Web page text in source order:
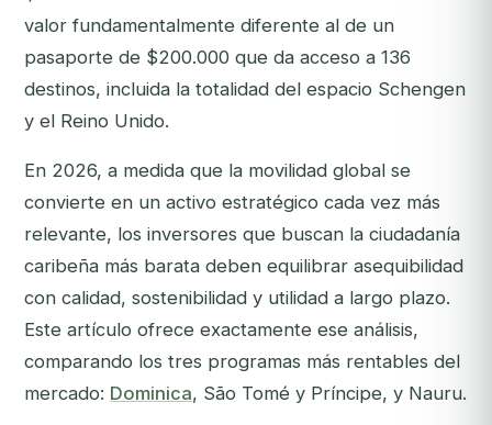
valor fundamentalmente diferente al de un
pasaporte de $200.000 que da acceso a 136
destinos, incluida la totalidad del espacio Schengen
y el Reino Unido.
En 2026, a medida que la movilidad global se
convierte en un activo estratégico cada vez más
relevante, los inversores que buscan la ciudadanía
caribeña más barata deben equilibrar asequibilidad
con calidad, sostenibilidad y utilidad a largo plazo.
Este artículo ofrece exactamente ese análisis,
comparando los tres programas más rentables del
mercado: Dominica, São Tomé y Príncipe, y Nauru.